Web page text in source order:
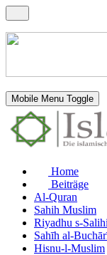
Mobile Menu Toggle
Home
Beiträge
Al-Quran
Sahih Muslim
Riyadhu s-
Sahīh al-
Hisnu-l-Muslim